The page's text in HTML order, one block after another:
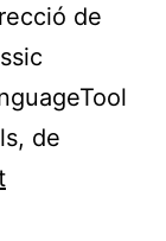
de
de
Revisió